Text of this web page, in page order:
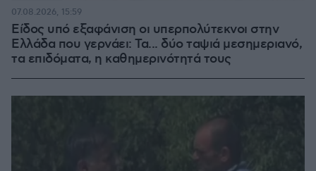
Είδος υπό εξαφάνιση οι υπερπολύτεκνοι στην
Ελλάδα που γερνάει: Τα... δύο ταψιά μεσημεριανό,
τα επιδόματα, η καθημερινότητά τους
07.08.2026, 15:59